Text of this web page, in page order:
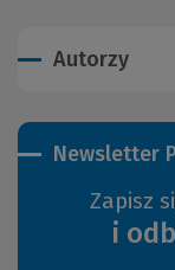
Autorzy
Newsletter
Zapisz
i